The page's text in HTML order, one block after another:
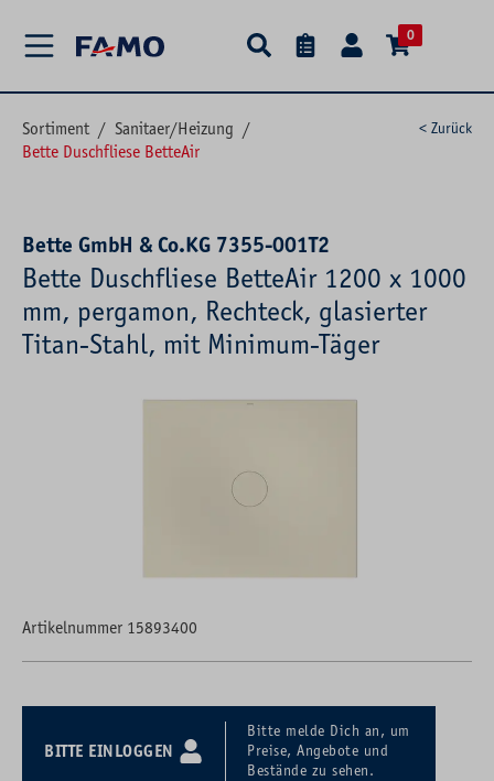
0
Sortiment / Sanitaer/Heizung /
Bette Duschfliese BetteAir
< Zurück
Bette GmbH & Co.KG 7355-001T2
Bette Duschfliese BetteAir 1200 x 1000
mm, pergamon, Rechteck, glasierter
Titan-Stahl, mit Minimum-Täger
Artikelnummer 15893400
BITTE EINLOGGEN
Bitte melde Dich an, um
Preise, Angebote und
Bestände zu sehen.